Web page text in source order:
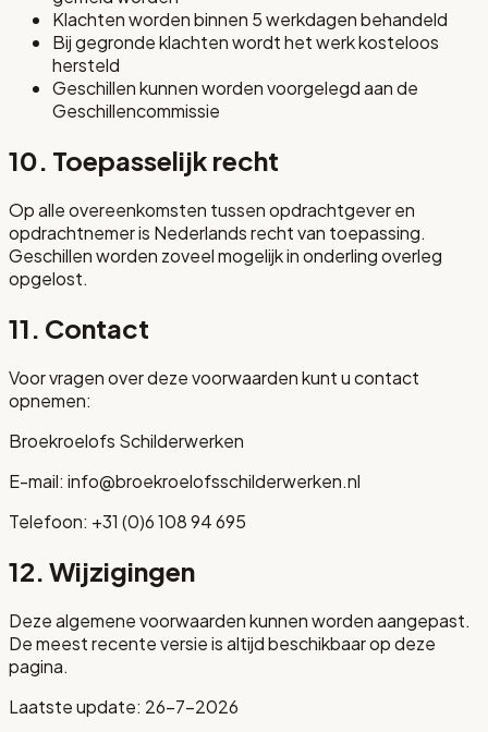
Klachten worden binnen 5 werkdagen behandeld
Bij gegronde klachten wordt het werk kosteloos
hersteld
Geschillen kunnen worden voorgelegd aan de
Geschillencommissie
10. Toepasselijk recht
Op alle overeenkomsten tussen opdrachtgever en
opdrachtnemer is Nederlands recht van toepassing.
Geschillen worden zoveel mogelijk in onderling overleg
opgelost.
11. Contact
Voor vragen over deze voorwaarden kunt u contact
opnemen:
Broekroelofs Schilderwerken
E-mail: info@broekroelofsschilderwerken.nl
Telefoon: +31 (0)6 108 94 695
12. Wijzigingen
Deze algemene voorwaarden kunnen worden aangepast.
De meest recente versie is altijd beschikbaar op deze
pagina.
Laatste update: 26-7-2026